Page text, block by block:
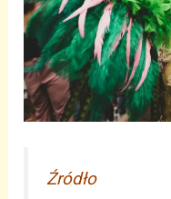
Źródło